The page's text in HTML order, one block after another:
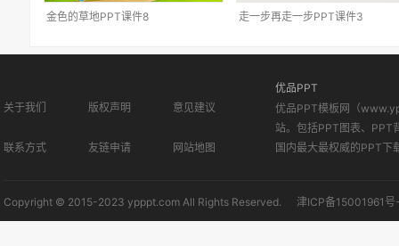
金色的草地PPT课件8 走一步再走一步PPT课件3
关于我们 版权声明 意见建议
联系方式 友链申请 网站地图
优品PPT
优品PPT模板网（
站。包括PPT图表、PPT
国内最大最权威的PPT下
Copyright © 2015-2023 ypppt.com All Rights Reserved. 津ICP备15001961号